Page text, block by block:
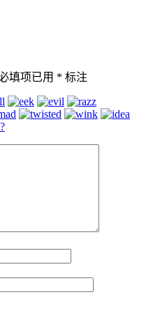
填项已用 * 标注